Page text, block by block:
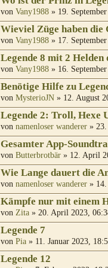
von Vany1988 » 19.
Wieviel Züge haben die
von Vany1988 » 17.
Legende 8 mit 2
von Vany1988 » 16.
Benötige Hilfe zu
von MysterioJN » 12. August
Legende 2: Troll, Hexe
von namenloser wanderer »
Gesamter App-
von Butterbrotbär » 12. April
Wie Lange dauert die
von namenloser wanderer »
Kämpfe nur mit einem
von Zita » 20. April 2023,
Legende 7
von Pia » 11. Januar 2023,
Legende 12